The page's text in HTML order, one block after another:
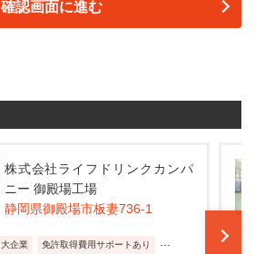
株式会社ライフドリンクカンパ
ニー 御殿場工場
静岡県御殿場市板妻736-1
大企業 免許取得費用サポートあり